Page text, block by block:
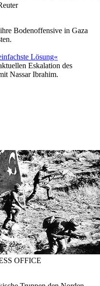
Bodenoffensive in Gaza
Lösung«
Eskalation des
Nassar Ibrahim.
OFFICE